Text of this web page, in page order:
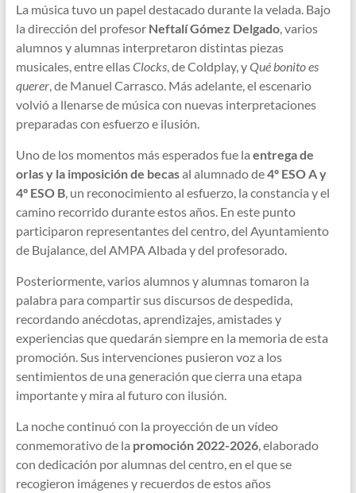
La música tuvo un papel destacado durante la velada. Bajo
la dirección del profesor Neftalí Gómez Delgado, varios
alumnos y alumnas interpretaron distintas piezas
musicales, entre ellasClocks, de Coldplay, yQué bonito es
querer, de Manuel Carrasco. Más adelante, el escenario
volvió a llenarse de música con nuevas interpretaciones
preparadas con esfuerzo e ilusión.
Uno de los momentos más esperados fue la entrega de
orlas y la imposición de becasal alumnado de4º ESO A y
4º ESO B, un reconocimiento al esfuerzo, la constancia y el
camino recorrido durante estos años. En este punto
participaron representantes del centro, del Ayuntamiento
de Bujalance, del AMPA Albada y del profesorado.
Posteriormente, varios alumnos y alumnas tomaron la
palabra para compartir sus discursos de despedida,
recordando anécdotas, aprendizajes, amistades y
experiencias que quedarán siempre en la memoria de esta
promoción. Sus intervenciones pusieron voz a los
sentimientos de una generación que cierra una etapa
importante y mira al futuro con ilusión.
La noche continuó con la proyección de un vídeo
conmemorativo de la promoción 2022-2026, elaborado
con dedicación por alumnas del centro, en el que se
recogieron imágenes y recuerdos de estos años